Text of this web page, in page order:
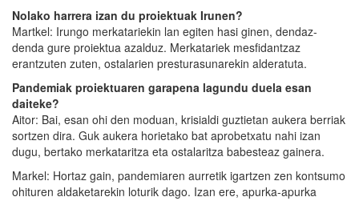
Nolako harrera izan du proiektuak Irunen?
Martkel: Irungo merkatariekin lan egiten hasi ginen, dendaz-
denda gure proiektua azalduz. Merkatariek mesfidantzaz
erantzuten zuten, ostalarien presturasunarekin alderatuta.
Pandemiak proiektuaren garapena lagundu duela esan
daiteke?
Aitor: Bai, esan ohi den moduan, krisialdi guztietan aukera berriak
sortzen dira. Guk aukera horietako bat aprobetxatu nahi izan
dugu, bertako merkataritza eta ostalaritza babesteaz gainera.
Markel: Hortaz gain, pandemiaren aurretik igartzen zen kontsumo
ohituren aldaketarekin loturik dago. Izan ere, apurka-apurka